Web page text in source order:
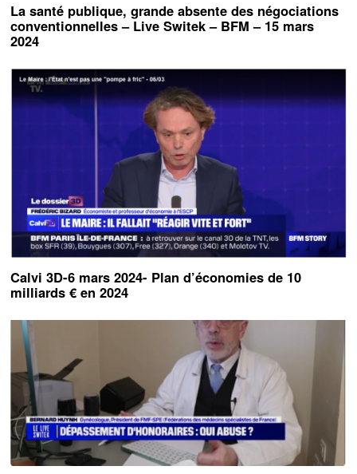
La santé publique, grande absente des négociations
conventionnelles – Live Switek – BFM – 15 mars
2024
Calvi 3D-6 mars 2024- Plan d’économies de 10
milliards € en 2024